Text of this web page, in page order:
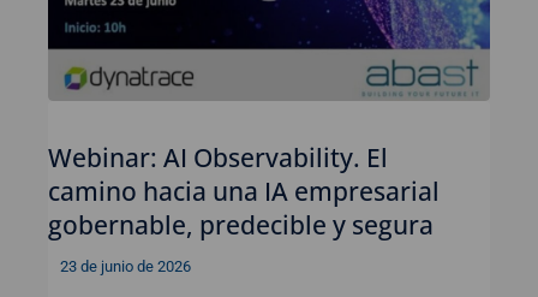
Webinar: AI Observability. El
camino hacia una IA empresarial
gobernable, predecible y segura
23 de junio de 2026